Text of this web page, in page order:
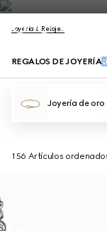
Joyería & Relojes
REGALOS DE JOYERÍA
Joyería de oro
156 Artículos